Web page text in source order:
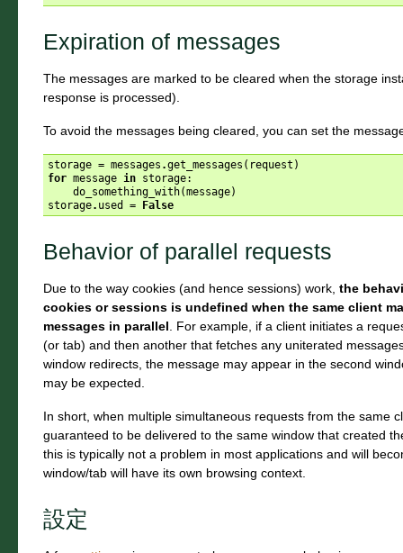
Expiration of messages
The messages are marked to be cleared when the storage
response is processed).
To avoid the messages being cleared, you can set the
storage = messages .get_messages ( request )
for message in storage:
do_something_with(message)
storage. used = False
Behavior of parallel requests
Due to the way cookies (and hence sessions) work, the
cookies or sessions is undefined when the same client
messages in parallel. For example, if a client initiates a
(or tab) and then another that fetches any uniterated
window redirects, the message may appear in the second
may be expected.
In short, when multiple simultaneous requests from the same
guaranteed to be delivered to the same window that created
this is typically not a problem in most applications and will
window/tab will have its own browsing context.
設定